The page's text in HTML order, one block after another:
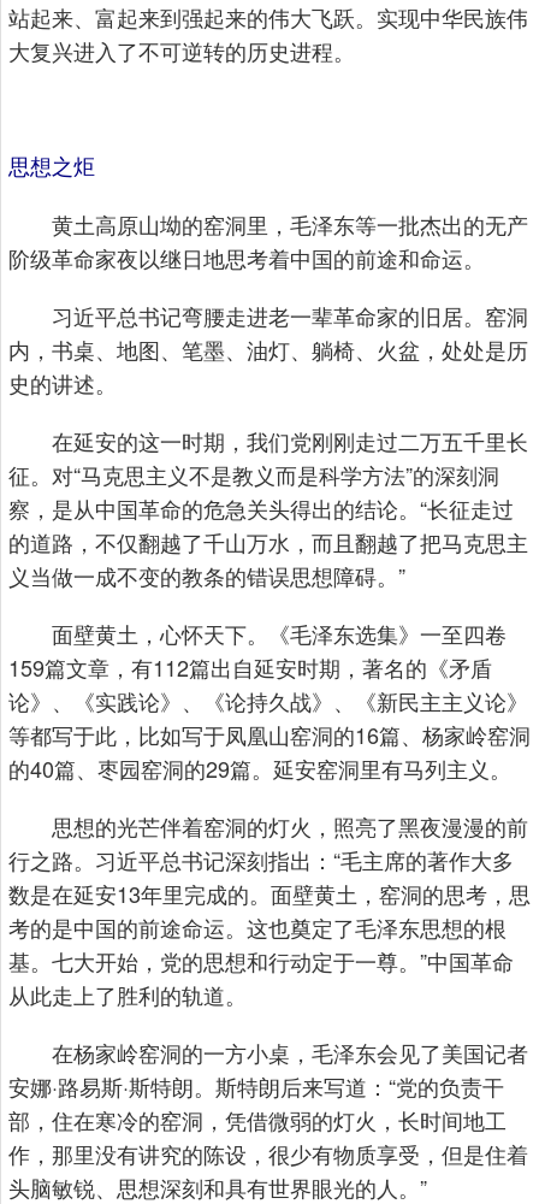
站起来、富起来到强起来的伟大飞跃。实现中华民族伟
大复兴进入了不可逆转的历史进程。
思想之炬
黄土高原山坳的窑洞里，毛泽东等一批杰出的无产
阶级革命家夜以继日地思考着中国的前途和命运。
习近平总书记弯腰走进老一辈革命家的旧居。窑洞
内，书桌、地图、笔墨、油灯、躺椅、火盆，处处是历
史的讲述。
在延安的这一时期，我们党刚刚走过二万五千里长
征。对“马克思主义不是教义而是科学方法”的深刻洞
察，是从中国革命的危急关头得出的结论。“长征走过
的道路，不仅翻越了千山万水，而且翻越了把马克思主
义当做一成不变的教条的错误思想障碍。”
面壁黄土，心怀天下。《毛泽东选集》一至四卷
159篇文章，有112篇出自延安时期，著名的《矛盾
论》、《实践论》、《论持久战》、《新民主主义论》
等都写于此，比如写于凤凰山窑洞的16篇、杨家岭窑洞
的40篇、枣园窑洞的29篇。延安窑洞里有马列主义。
思想的光芒伴着窑洞的灯火，照亮了黑夜漫漫的前
行之路。习近平总书记深刻指出：“毛主席的著作大多
数是在延安13年里完成的。面壁黄土，窑洞的思考，思
考的是中国的前途命运。这也奠定了毛泽东思想的根
基。七大开始，党的思想和行动定于一尊。”中国革命
从此走上了胜利的轨道。
在杨家岭窑洞的一方小桌，毛泽东会见了美国记者
安娜·路易斯·斯特朗。斯特朗后来写道：“党的负责干
部，住在寒冷的窑洞，凭借微弱的灯火，长时间地工
作，那里没有讲究的陈设，很少有物质享受，但是住着
头脑敏锐、思想深刻和具有世界眼光的人。”